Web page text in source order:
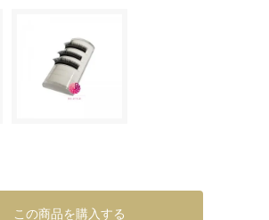
この商品を購入する